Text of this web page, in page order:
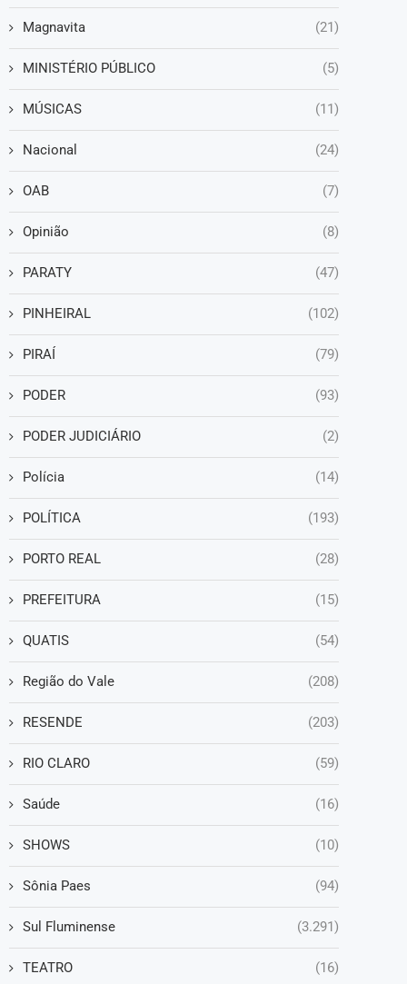
Magnavita (21)
MINISTÉRIO PÚBLICO (5)
MÚSICAS (11)
Nacional (24)
OAB (7)
Opinião (8)
PARATY (47)
PINHEIRAL (102)
PIRAÍ (79)
PODER (93)
PODER JUDICIÁRIO (2)
Polícia (14)
POLÍTICA (193)
PORTO REAL (28)
PREFEITURA (15)
QUATIS (54)
Região do Vale (208)
RESENDE (203)
RIO CLARO (59)
Saúde (16)
SHOWS (10)
Sônia Paes (94)
Sul Fluminense (3.291)
TEATRO (16)